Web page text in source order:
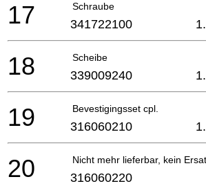
Schraube
17 341722100
Scheibe
18 339009240
Bevestigingsset cpl.
19 316060210
Nicht mehr lieferbar, kein
20 316060220